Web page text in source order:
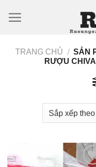
qua
dungTRANG CHỦ / SẢN
RƯỢU